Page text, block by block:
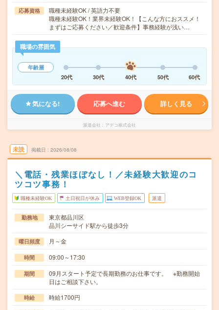
応募資格
職種未経験OK / 英語力不要
職種未経験OK！業界未経験OK！【こんな方におススメ！
まずはご応募ください／歓迎条件】事務経験が浅い…
職場の雰囲気
年齢層
20代
30代 40代 50代 60代
気になる! 応募へ進む 詳しく見る
派遣会社 アデコ株式会社
未読 掲載日 2026/08/08
＼電話・残業ほぼなし！／未経験大歓迎のコ
ツコツ事務！
職種未経験OK 土日祝日が休み WEB登録OK 派遣
勤務地
東京都品川区
品川シーサイド駅から徒歩3分
曜日頻度 月～金
時間 09:00～17:30
期間
09月スタート予定で長期勤務のお仕事です。 ※勤務開始
日はご相談下さい。
時給 時給1700円